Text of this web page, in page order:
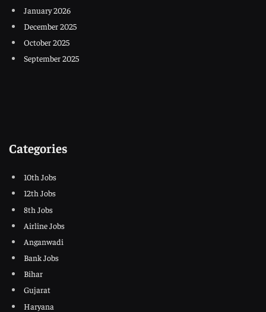
January 2026
December 2025
October 2025
September 2025
Categories
10th Jobs
12th Jobs
8th Jobs
Airline Jobs
Anganwadi
Bank Jobs
Bihar
Gujarat
Haryana